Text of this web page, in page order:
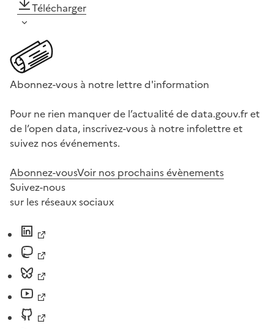
Télécharger
Abonnez-vous à notre lettre d'information
Pour ne rien manquer de l’actualité de data.gouv.fr et
de l’open data, inscrivez-vous à notre infolettre et
suivez nos événements.
Abonnez-vousVoir nos prochains évènements
Suivez-nous
sur les réseaux sociaux